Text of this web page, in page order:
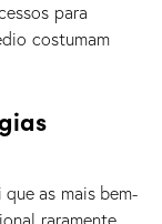
para
costumam
que as mais bem-
raramente